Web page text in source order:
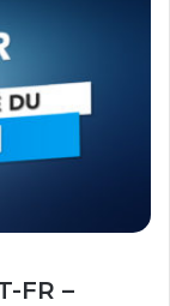
FR –